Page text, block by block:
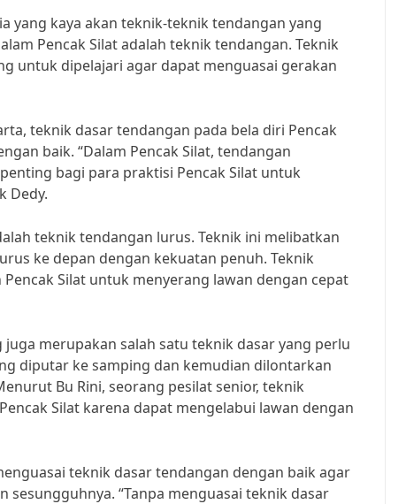
yang kaya akan teknik-teknik tendangan yang
Pencak Silat adalah teknik tendangan. Teknik
untuk dipelajari agar dapat menguasai gerakan
teknik dasar tendangan pada bela diri Pencak
baik. “Dalam Pencak Silat, tendangan
bagi para praktisi Pencak Silat untuk
Dedy.
teknik tendangan lurus. Teknik ini melibatkan
ke depan dengan kekuatan penuh. Teknik
Silat untuk menyerang lawan dengan cepat
merupakan salah satu teknik dasar yang perlu
diputar ke samping dan kemudian dilontarkan
Bu Rini, seorang pesilat senior, teknik
Silat karena dapat mengelabui lawan dengan
teknik dasar tendangan dengan baik agar
“Tanpa menguasai teknik dasar